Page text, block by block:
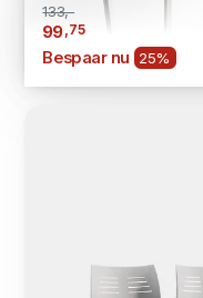
133,-
99,75
Bespaar nu 25%